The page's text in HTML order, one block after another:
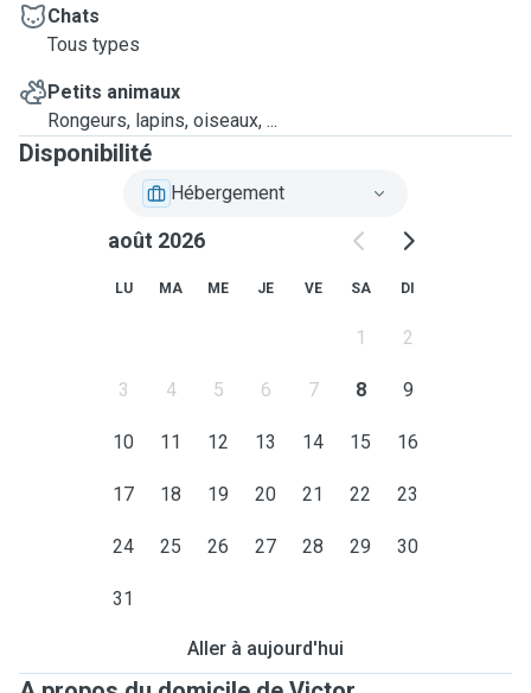
Chats
Tous types
Petits animaux
Rongeurs, lapins, oiseaux, ...
Disponibilité
Hébergement
août 2026
LU MA ME JE VE SA DI
1 2
3 4 5 6 7 8 9
10 11 12 13 14 15 16
17 18 19 20 21 22 23
24 25 26 27 28 29 30
31
Aller à aujourd'hui